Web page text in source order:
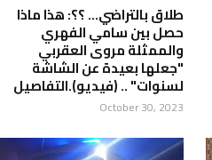
طلاق بالتراضي... ؟؟: هذا ماذا
حصل بين سامي الفهري
والممثلة مروى العقربي
"جعلها بعيدة عن الشاشة
لسنوات" .. (فيديو).التفاصيل
October 30, 2023